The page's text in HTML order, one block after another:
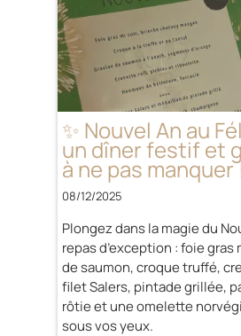
✨ Nouvel An au
un dîner festif et
à ne pas
08/12/2025
Plongez dans la magie du
repas d’exception : foie
de saumon, croque truffé,
filet Salers, pintade grillée,
rôtie et une omelette
sous vos yeux.